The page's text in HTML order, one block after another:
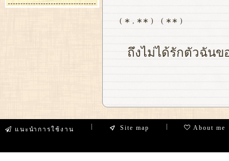
( ∗ , ∗∗ ) ( ∗∗ )
ถึงไม่ได้รักตัวฉันข
แนะนำการใช้งาน Site map About me